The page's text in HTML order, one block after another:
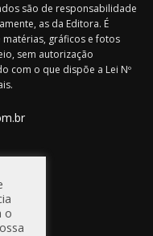
são de responsabilidade
as da Editora. É
gráficos e fotos
sem autorização
com o que dispõe a Lei Nº
o